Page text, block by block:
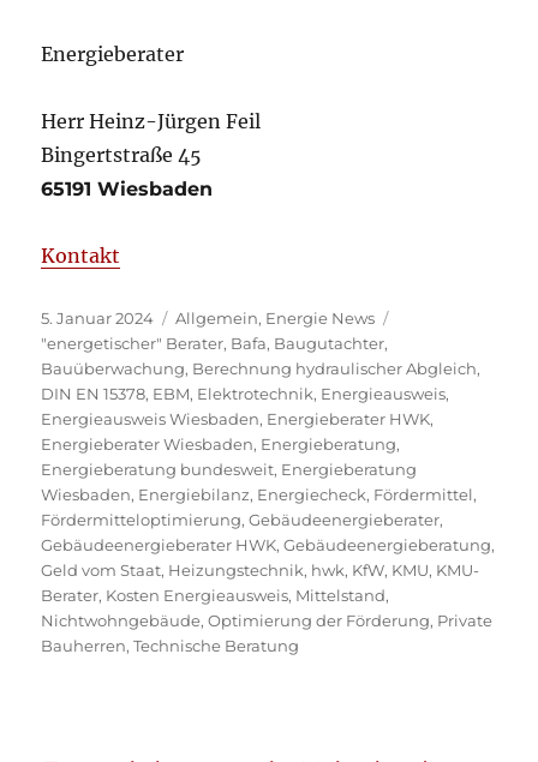
Energieberater
Herr Heinz-Jürgen Feil
Bingertstraße 45
65191 Wiesbaden
Kontakt
Veröffentlicht
am
5. Januar 2024 Kategorien
Allgemein, Energie News
Schlagwörter
"energetischer" Berater, Bafa, Baugutachter,
Bauüberwachung, Berechnung hydraulischer Abgleich,
DIN EN 15378, EBM, Elektrotechnik, Energieausweis,
Energieausweis Wiesbaden, Energieberater HWK,
Energieberater Wiesbaden, Energieberatung,
Energieberatung bundesweit, Energieberatung
Wiesbaden, Energiebilanz, Energiecheck, Fördermittel,
Fördermitteloptimierung,Gebäudeenergieberater,
Gebäudeenergieberater HWK,Gebäudeenergieberatung,
Geld vom Staat, Heizungstechnik, hwk, KfW, KMU, KMU-
Berater, Kosten Energieausweis, Mittelstand,
Nichtwohngebäude,Optimierung der Förderung, Private
Bauherren,Technische Beratung